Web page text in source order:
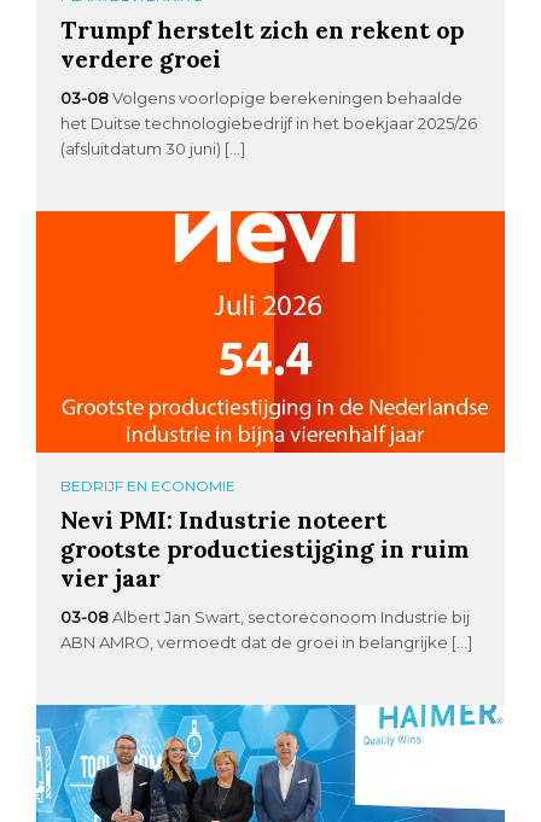
Trumpf herstelt zich en rekent op
verdere groei
03-08 Volgens voorlopige berekeningen behaalde
het Duitse technologiebedrijf in het boekjaar 2025/26
(afsluitdatum 30 juni) […]
BEDRIJF EN ECONOMIE
Nevi PMI: Industrie noteert
grootste productiestijging in ruim
vier jaar
03-08 Albert Jan Swart, sectoreconoom Industrie bij
ABN AMRO, vermoedt dat de groei in belangrijke […]